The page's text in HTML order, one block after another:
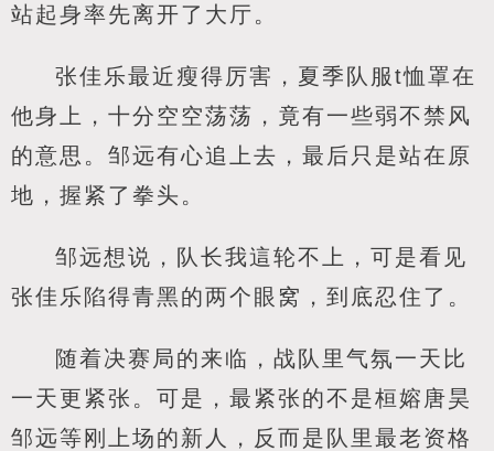
站起身率先离开了大厅。
张佳乐最近瘦得厉害，夏季队服t恤罩在
他身上，十分空空荡荡，竟有一些弱不禁风
的意思。邹远有心追上去，最后只是站在原
地，握紧了拳头。
邹远想说，队长我這轮不上，可是看见
张佳乐陷得青黑的两个眼窝，到底忍住了。
随着决赛局的来临，战队里气氛一天比
一天更紧张。可是，最紧张的不是桓嫆唐昊
邹远等刚上场的新人，反而是队里最老资格